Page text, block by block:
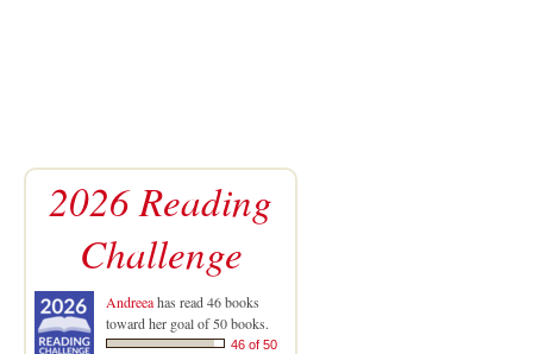
2026 Reading
Challenge
Andreeahas read 46 books
toward her goal of 50 books.
46 of 50